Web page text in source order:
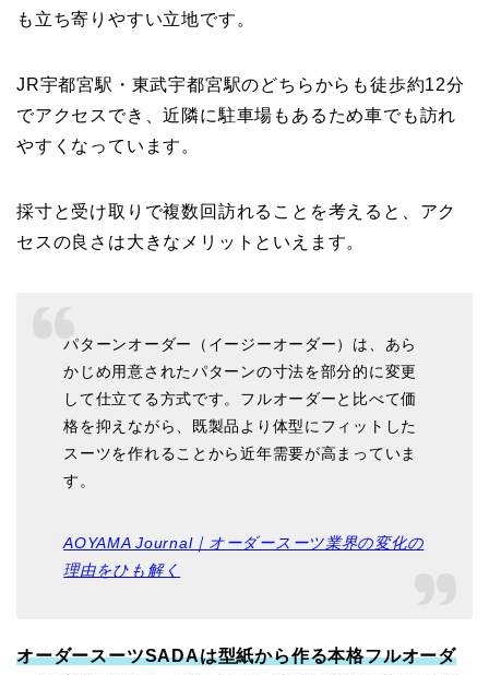
も立ち寄りやすい立地です。
JR宇都宮駅・東武宇都宮駅のどちらからも徒歩約12分
でアクセスでき、近隣に駐車場もあるため車でも訪れ
やすくなっています。
採寸と受け取りで複数回訪れることを考えると、アク
セスの良さは大きなメリットといえます。
パターンオーダー（イージーオーダー）は、あら
かじめ用意されたパターンの寸法を部分的に変更
して仕立てる方式です。フルオーダーと比べて価
格を抑えながら、既製品より体型にフィットした
スーツを作れることから近年需要が高まっていま
す。
AOYAMA Journal｜オーダースーツ業界の変化の
理由をひも解く
オーダースーツSADAは型紙から作る本格フルオーダ